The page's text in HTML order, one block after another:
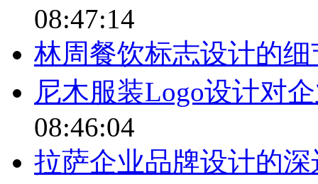
08:47:14
林周餐饮标志设计的
尼木服装Logo设计对
08:46:04
拉萨企业品牌设计的